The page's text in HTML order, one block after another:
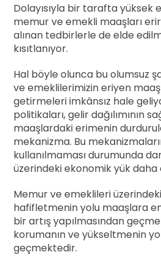
Dolayısıyla bir tarafta yüksek
memur ve emekli maaşları
alınan tedbirlerle de elde
kısıtlanıyor.
Hal böyle olunca bu olumsuz
ve emeklilerimizin eriyen
getirmeleri imkânsız hale
politikaları, gelir dağılımının
maaşlardaki erimenin
mekanizma. Bu
kullanılmaması durumunda
üzerindeki ekonomik yük daha
Memur ve emeklileri
hafifletmenin yolu maaşlara
bir artış yapılmasından
korumanın ve yükseltmenin
geçmektedir.